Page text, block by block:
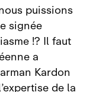
puissions
signée
!? Il faut
a
Kardon
de la